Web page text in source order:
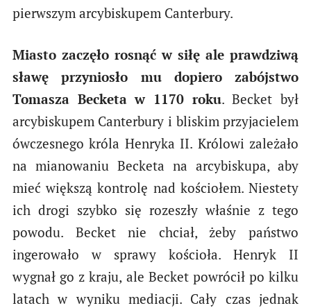
pierwszym arcybiskupem Canterbury.
Miasto zaczęło rosnąć w siłę ale prawdziwą
sławę przyniosło mu dopiero zabójstwo
Tomasza Becketa w 1170 roku. Becket był
arcybiskupem Canterbury i bliskim przyjacielem
ówczesnego króla Henryka II. Królowi zależało
na mianowaniu Becketa na arcybiskupa, aby
mieć większą kontrolę nad kościołem. Niestety
ich drogi szybko się rozeszły właśnie z tego
powodu. Becket nie chciał, żeby państwo
ingerowało w sprawy kościoła. Henryk II
wygnał go z kraju, ale Becket powrócił po kilku
latach w wyniku mediacji. Cały czas jednak